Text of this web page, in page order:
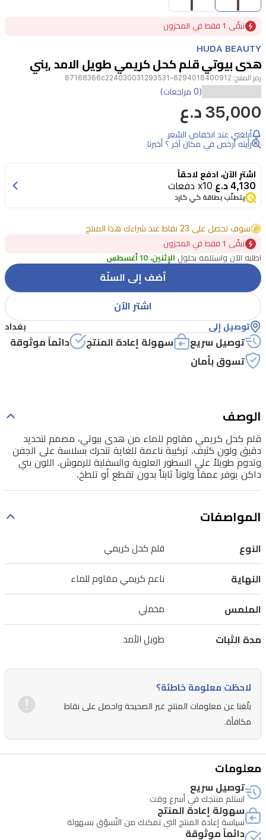
2
تبقًى 1 فقط في المخزون
HUDA BEAUTY
هدى بيوتي قلم كحل كريمي طويل الامد ,بني
رمز المنتج: 6294018400912-67168366c224030031293531
كحل
كريمي
مقاوم
من
هدى
مصمم
لتحديد
دقيق
ولون
كثيف.
تركيبة
ناعمة
للغاية
على
وتدوم
طويلاً
على
العلوية
للرموش.
داكن
يوفر
عمقاً
تلطخ.
(0 مراجعات)
35,000 د.ع
أبلغني عند انخفاض السّعر
رأيته أرخص في مكان آخر ؟ أخبرنا
اشترِ الآن، ادفع لاحقاً
4,130 د.ع x10 دفعات
يتطلّب بطاقة كي كارد
سوف تحصل على 23 نقاط عند شراءك هذا المنتج
تبقًى 1 فقط في المخزون
اطلبه الآن واستلمه بحلول الإثنين، 10 أغسطس
أضف إلى السلّة
اشتر الآن
توصيل إلى بغداد
توصيل سريع سهولة إعادة المنتج
دائماً موثوقة
تسوق بأمان
الوصف
قلم كحل كريمي مقاوم للماء من هدى بيوتي، مصمم لتحديد
دقيق ولون كثيف. تركيبة ناعمة للغاية تتحرك بسلاسة على الجفن
وتدوم طويلاً على السطور العلوية والسفلية للرموش. اللون بني
داكن يوفر عمقاً ولوناً ثابتاً بدون تقطع أو تلطخ.
المواصفات
النوع قلم كحل كريمي
النهاية ناعم كريمي مقاوم للماء
الملمس مخملي
مدة الثبات طويل الأمد
لاحظت معلومة خاطئة؟
بلّغنا عن معلومات المنتج غير الصحيحة واحصل على نقاط
مكافأة.
معلومات
توصيل سريع
استلم منتجك في أسرع وقت
سهولة إعادة المنتج
سياسة إعادة المنتج التي تمكنك من التّسوّق بسهولة
دائماً موثوقة